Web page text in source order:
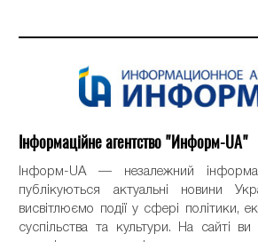
Інформаційне агентство "Информ-UA"
Інформ-UA — незалежний
публікуються актуальні новини
висвітлюємо події у сфері політики,
суспільства та культури. На сайті ви